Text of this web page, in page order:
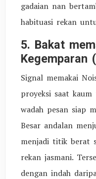
gadaian nan
habituasi rekan
5. Bakat
Kegemparan
Signal memakai
proyeksi saat
wadah pesan siap
Besar andalan
menjadi titik berat
rekan jasmani.
dengan indah